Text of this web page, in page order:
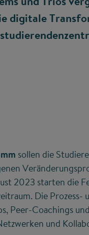
digitale
sollen die
2023 starten die
Die
Peer-Coachings
und